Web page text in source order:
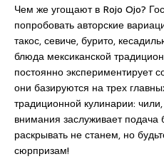
Чем же угощают в Rojo Ojo?
попробовать авторские
такос, севиче, бурито,
блюда мексиканской
постоянно экспериментирует
они базируются на трех
традиционной кулинарии:
внимания заслуживает подача
раскрывать не станем, но
сюрпризам!